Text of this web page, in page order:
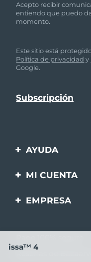
Acepto recibir
entiendo que puedo
momento.
Este sitio está
Política de privacidad y
Google.
AYUDA
Contáctanos
Información de la
MI CUENTA
Registro de
EMPRESA
issa™ 4